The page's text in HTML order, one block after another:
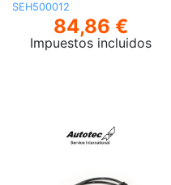
SEH500012
84,86 €
Impuestos incluidos